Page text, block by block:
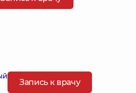
Запись к врачу